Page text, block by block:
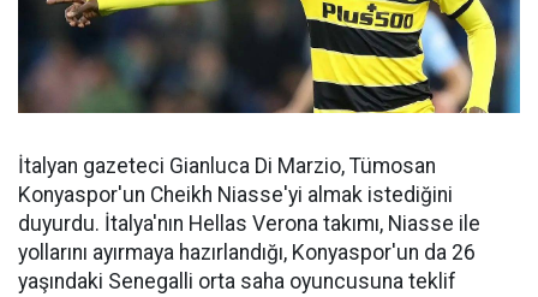
İtalyan gazeteci Gianluca Di Marzio, Tümosan
Konyaspor'un Cheikh Niasse'yi almak istediğini
duyurdu. İtalya'nın Hellas Verona takımı, Niasse ile
yollarını ayırmaya hazırlandığı, Konyaspor'un da 26
yaşındaki Senegalli orta saha oyuncusuna teklif